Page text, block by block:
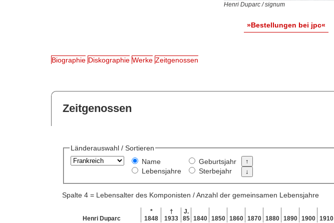
Henri Duparc / signum
»Bestellungen bei jpc«
Biographie Diskographie Werke Zeitgenossen
Zeitgenossen
Länderauswahl / Sortieren
Name
Lebensjahre
Geburtsjahr
Sterbejahr
Spalte 4 = Lebensalter des Komponisten / Anzahl der gemeinsamen Lebensjahre
Henri Duparc
*
1848
†
1933
J.
85 1840 1850 1860 1870 1880 1890 1900 1910